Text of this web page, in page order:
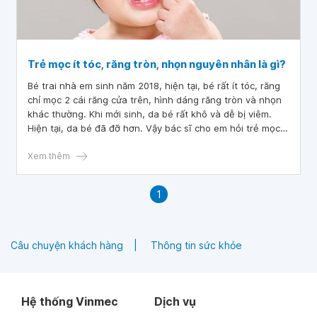
Trẻ mọc ít tóc, răng tròn, nhọn nguyên nhân là gì?
Bé trai nhà em sinh năm 2018, hiện tại, bé rất ít tóc, răng
chỉ mọc 2 cái răng cửa trên, hình dáng răng tròn và nhọn
khác thường. Khi mới sinh, da bé rất khô và dễ bị viêm.
Hiện tại, da bé đã đỡ hơn. Vậy bác sĩ cho em hỏi trẻ mọc ít
Xem thêm
1
Câu chuyện khách hàng Thông tin sức khỏe
Hệ thống Vinmec Dịch vụ